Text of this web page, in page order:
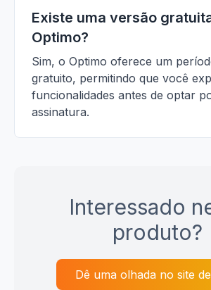
Existe uma versão
Optimo?
Sim, o Optimo oferece um
gratuito, permitindo que você
funcionalidades antes de optar
assinatura.
Interessado
produto?
Dê uma olhada no site